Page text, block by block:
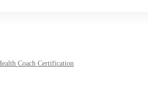
Coach Certification